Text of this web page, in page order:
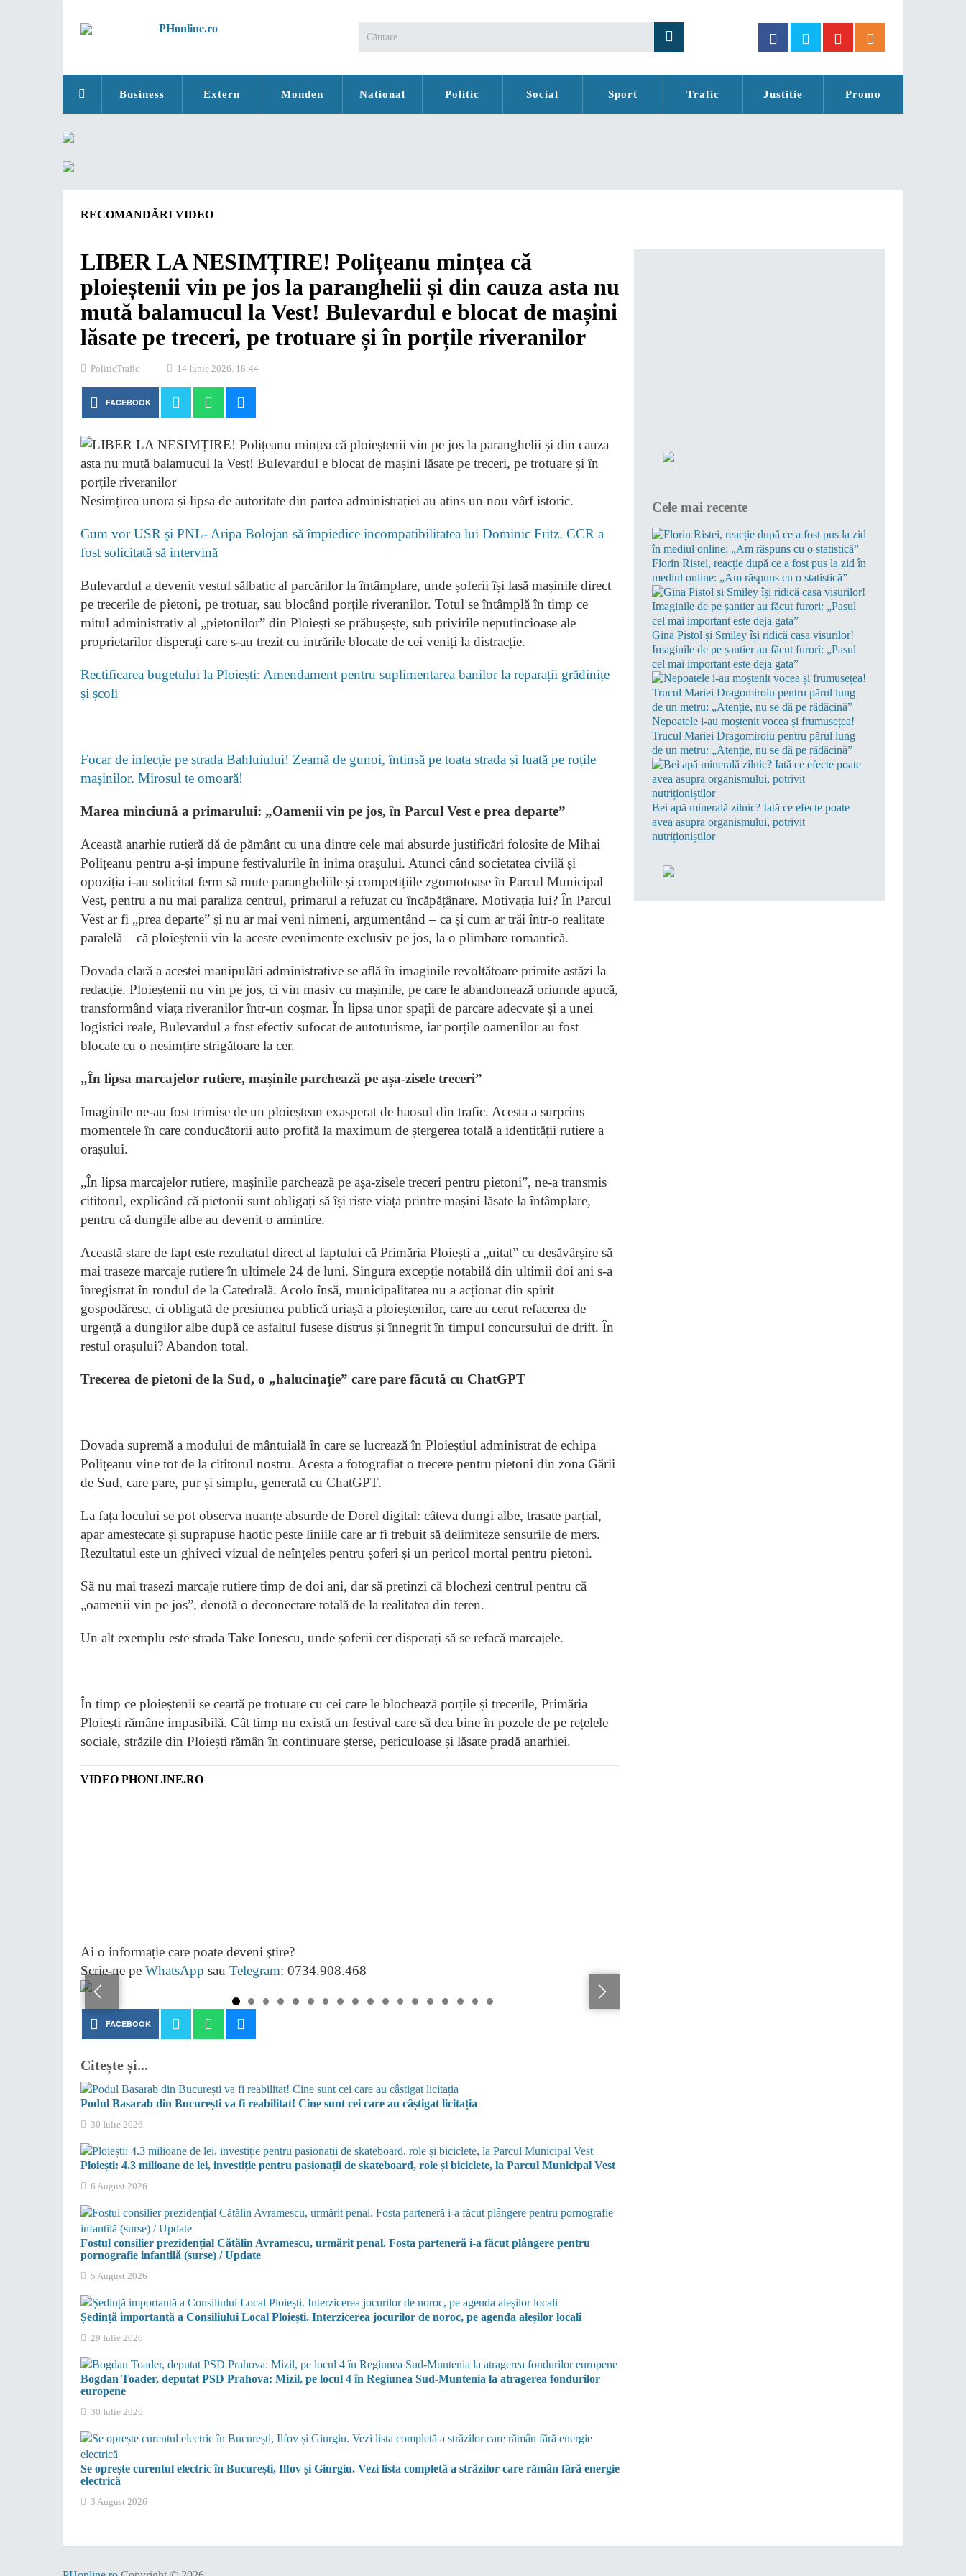
Business Extern Monden National Politic Social Sport Trafic Justitie Promo
RECOMANDĂRI VIDEO
LIBER LA NESIMȚIRE! Polițeanu mințea că
ploieștenii vin pe jos la paranghelii și din cauza asta nu
mută balamucul la Vest! Bulevardul e blocat de mașini
lăsate pe treceri, pe trotuare și în porțile riveranilor
PoliticTrafic 14 Iunie 2026, 18:44
FACEBOOK
Nesimțirea unora și lipsa de autoritate din partea administrației au atins un nou vârf istoric.
Cum vor USR şi PNL- Aripa Bolojan să împiedice incompatibilitatea lui Dominic Fritz. CCR a
fost solicitată să intervină
Bulevardul a devenit vestul sălbatic al parcărilor la întâmplare, unde șoferii își lasă mașinile direct
pe trecerile de pietoni, pe trotuar, sau blocând porțile riveranilor. Totul se întâmplă în timp ce
mitul administrativ al „pietonilor” din Ploiești se prăbușește, sub privirile neputincioase ale
proprietarilor disperați care s-au trezit cu intrările blocate de cei veniți la distracție.
Rectificarea bugetului la Ploiești: Amendament pentru suplimentarea banilor la reparații grădinițe
și școli
Focar de infecție pe strada Bahluiului! Zeamă de gunoi, întinsă pe toata strada și luată pe roțile
mașinilor. Mirosul te omoară!
​Marea minciună a primarului: „Oamenii vin pe jos, în Parcul Vest e prea departe”
​Această anarhie rutieră dă de pământ cu una dintre cele mai absurde justificări folosite de Mihai
Polițeanu pentru a-și impune festivalurile în inima orașului. Atunci când societatea civilă și
opoziția i-au solicitat ferm să mute parangheliile și competițiile zgomotoase în Parcul Municipal
Vest, pentru a nu mai paraliza centrul, primarul a refuzat cu încăpățânare. Motivația lui? În Parcul
Vest ar fi „prea departe” și nu ar mai veni nimeni, argumentând – ca și cum ar trăi într-o realitate
paralelă – că ploieștenii vin la aceste evenimente exclusiv pe jos, la o plimbare romantică.
​Dovada clară a acestei manipulări administrative se află în imaginile revoltătoare primite astăzi la
redacție. Ploieștenii nu vin pe jos, ci vin masiv cu mașinile, pe care le abandonează oriunde apucă,
transformând viața riveranilor într-un coșmar. În lipsa unor spații de parcare adecvate și a unei
logistici reale, Bulevardul a fost efectiv sufocat de autoturisme, iar porțile oamenilor au fost
blocate cu o nesimțire strigătoare la cer.
​„În lipsa marcajelor rutiere, mașinile parchează pe așa-zisele treceri”
​Imaginile ne-au fost trimise de un ploieștean exasperat de haosul din trafic. Acesta a surprins
momentele în care conducătorii auto profită la maximum de ștergerea totală a identității rutiere a
orașului.
​„În lipsa marcajelor rutiere, mașinile parchează pe așa-zisele treceri pentru pietoni”, ne-a transmis
cititorul, explicând că pietonii sunt obligați să își riste viața printre mașini lăsate la întâmplare,
pentru că dungile albe au devenit o amintire.
​Această stare de fapt este rezultatul direct al faptului că Primăria Ploiești a „uitat” cu desăvârșire să
mai traseze marcaje rutiere în ultimele 24 de luni. Singura excepție notabilă din ultimii doi ani s-a
înregistrat în rondul de la Catedrală. Acolo însă, municipalitatea nu a acționat din spirit
gospodăresc, ci obligată de presiunea publică uriașă a ploieștenilor, care au cerut refacerea de
urgență a dungilor albe după ce asfaltul fusese distrus și înnegrit în timpul concursului de drift. În
restul orașului? Abandon total.
​Trecerea de pietoni de la Sud, o „halucinație” care pare făcută cu ChatGPT
​Dovada supremă a modului de mântuială în care se lucrează în Ploieștiul administrat de echipa
Polițeanu vine tot de la cititorul nostru. Acesta a fotografiat o trecere pentru pietoni din zona Gării
de Sud, care pare, pur și simplu, generată cu ChatGPT.
​La fața locului se pot observa nuanțe absurde de Dorel digital: câteva dungi albe, trasate parțial,
apar amestecate și suprapuse haotic peste liniile care ar fi trebuit să delimiteze sensurile de mers.
Rezultatul este un ghiveci vizual de neînțeles pentru șoferi și un pericol mortal pentru pietoni.
​Să nu mai trasezi marcaje rutiere timp de doi ani, dar să pretinzi că blochezi centrul pentru că
„oamenii vin pe jos”, denotă o deconectare totală de la realitatea din teren.
Un alt exemplu este strada Take Ionescu, unde șoferii cer disperați să se refacă marcajele.
​În timp ce ploieștenii se ceartă pe trotuare cu cei care le blochează porțile și trecerile, Primăria
Ploiești rămâne impasibilă. Cât timp nu există un festival care să dea bine în pozele de pe rețelele
sociale, străzile din Ploiești rămân în continuare șterse, periculoase și lăsate pradă anarhiei.
VIDEO PHONLINE.RO
Ai o informație care poate deveni ştire?
Scrie-ne pe WhatsApp sau Telegram: 0734.908.468
FACEBOOK
Citește și...
Podul Basarab din București va fi reabilitat! Cine sunt cei care au câștigat licitația
30 Iulie 2026
Ploiești: 4.3 milioane de lei, investiție pentru pasionații de skateboard, role și biciclete, la Parcul Municipal Vest
6 August 2026
Fostul consilier prezidențial Cătălin Avramescu, urmărit penal. Fosta parteneră i-a făcut plângere pentru
pornografie infantilă (surse) / Update
5 August 2026
Ședință importantă a Consiliului Local Ploiești. Interzicerea jocurilor de noroc, pe agenda aleșilor locali
29 Iulie 2026
Bogdan Toader, deputat PSD Prahova: Mizil, pe locul 4 în Regiunea Sud-Muntenia la atragerea fondurilor
europene
30 Iulie 2026
Se oprește curentul electric în București, Ilfov și Giurgiu. Vezi lista completă a străzilor care rămân fără energie
electrică
3 August 2026
Cele mai recente
Florin Ristei, reacție după ce a fost pus la zid în
mediul online: „Am răspuns cu o statistică”
Gina Pistol și Smiley își ridică casa visurilor!
Imaginile de pe șantier au făcut furori: „Pasul
cel mai important este deja gata”
Nepoatele i-au moștenit vocea și frumusețea!
Trucul Mariei Dragomiroiu pentru părul lung
de un metru: „Atenție, nu se dă pe rădăcină”
Bei apă minerală zilnic? Iată ce efecte poate
avea asupra organismului, potrivit
nutriționiștilor